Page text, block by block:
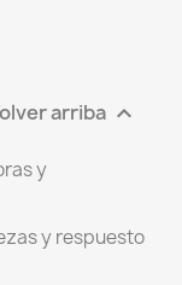
arriba 
y
y respuesto